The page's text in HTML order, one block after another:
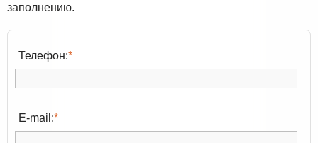
заполнению.
Телефон:*
E-mail:*